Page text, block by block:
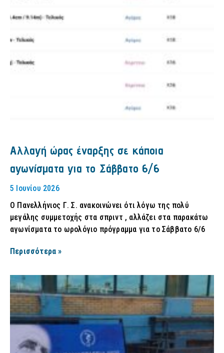
Αλλαγή ώρας έναρξης σε κάποια
αγωνίσματα για το Σάββατο 6/6
5 Ιουνίου 2026
Ο Πανελλήνιος Γ. Σ. ανακοινώνει ότι λόγω της πολύ
μεγάλης συμμετοχής στα σπριντ , αλλάζει στα παρακάτω
αγωνίσματα το ωρολόγιο πρόγραμμα για το Σάββατο 6/6
Περισσότερα »